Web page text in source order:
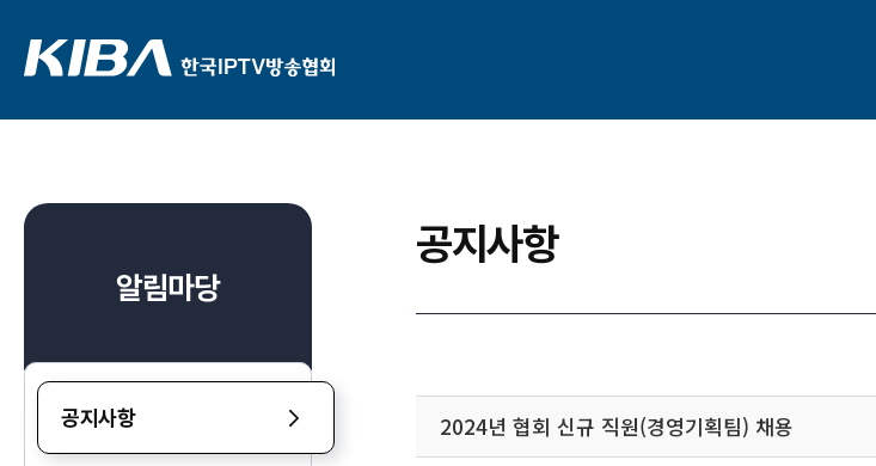
알림마당
공지사항
공지사항
2024년 협회 신규 직원(경영기획팀) 채용